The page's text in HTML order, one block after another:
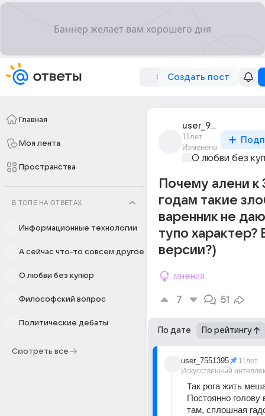
Создать пост
Главная
Моя лента
Пространства
В ТОПЕ НА ОТВЕТАХ
Информационные технологии
А сейчас что-то совсем другое
О любви без купюр
Философский вопрос
Политические дебаты
Смотреть все
user_94450229
11лет
Изменено
О любви без
Почему алени к
годам такие
варенник не
тупо характер?
версии?)
мнения
7 51
По дате По рейтингу
user_7551395
Искусственный
11лет
Так рога жить
Постоянно голову
там, сплошная